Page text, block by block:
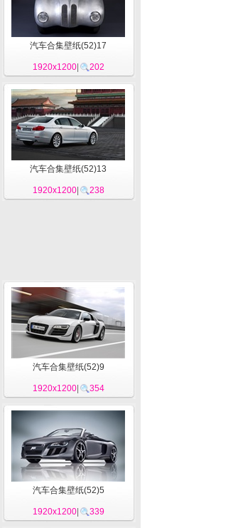
汽车合集壁纸(52)17
1920x1200| 202
汽车合集壁纸(52)13
1920x1200| 238
汽车合集壁纸(52)9
1920x1200| 354
汽车合集壁纸(52)5
1920x1200| 339